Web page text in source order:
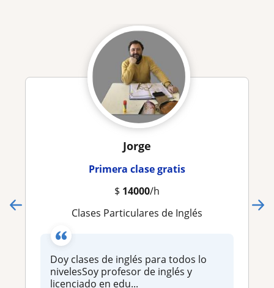
Jorge
Primera clase gratis
$ 14000/h
Clases Particulares de Inglés
Doy clases de inglés para todos lo
nivelesSoy profesor de inglés y
licenciado en edu...